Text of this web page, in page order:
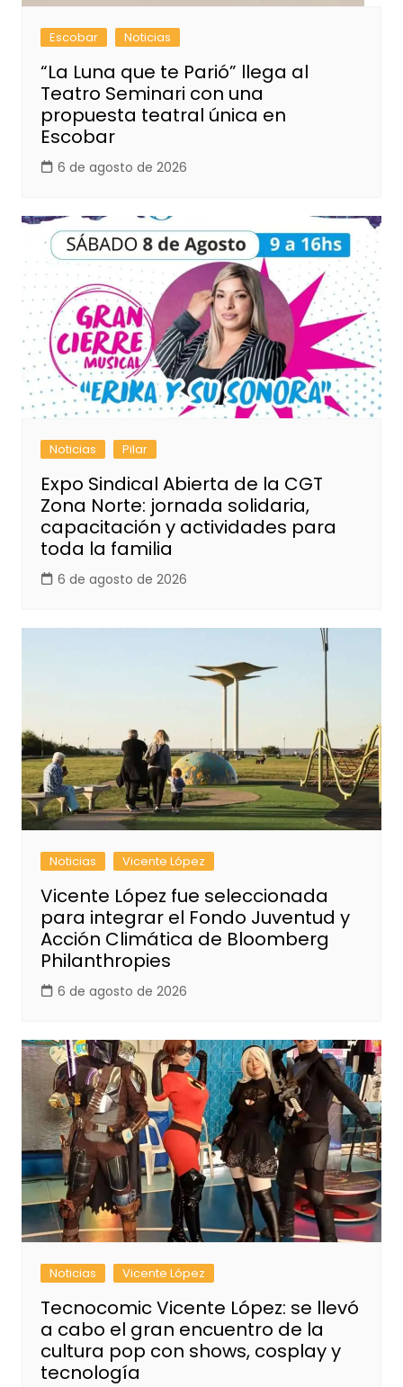
Escobar Noticias
“La Luna que te Parió” llega al
Teatro Seminari con una
propuesta teatral única en
Escobar
6 de agosto de 2026
Noticias Pilar
Expo Sindical Abierta de la CGT
Zona Norte: jornada solidaria,
capacitación y actividades para
toda la familia
6 de agosto de 2026
Noticias Vicente López
Vicente López fue seleccionada
para integrar el Fondo Juventud y
Acción Climática de Bloomberg
Philanthropies
6 de agosto de 2026
Noticias Vicente López
Tecnocomic Vicente López: se llevó
a cabo el gran encuentro de la
cultura pop con shows, cosplay y
tecnología